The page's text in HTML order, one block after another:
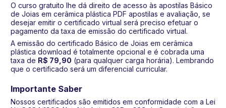
O curso gratuito lhe dá direito de acesso às apostilas Básico
de Joias em cerâmica plástica PDF apostilas e avaliação, se
desejar emitir o certificado virtual será preciso efetuar o
pagamento da taxa de emissão do certificado virtual.
A emissão do certificado Básico de Joias em cerâmica
plástica download é totalmente opcional e é cobrada uma
taxa de R$ 79,90 (para qualquer carga horária). Lembrando
que o certificado será um diferencial curricular.
Importante Saber
Nossos certificados são emitidos em conformidade com a Lei